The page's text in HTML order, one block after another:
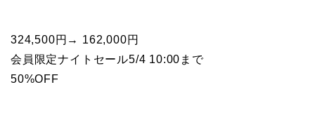
324,500円→ 162,000円
会員限定ナイトセール5/4 10:00まで
50%OFF